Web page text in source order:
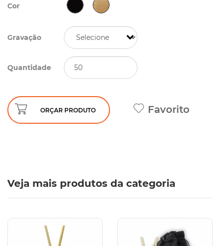
Cor
Gravação
Quantidade
ORÇAR PRODUTO Favorito
Veja mais produtos da categoria